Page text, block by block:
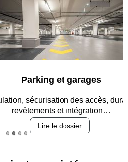
et garages
des accès, durabilité des
et intégration…